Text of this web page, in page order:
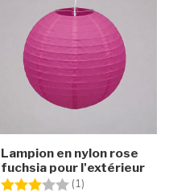
Lampion en nylon rose
fuchsia pour l'extérieur
Note:
(1)